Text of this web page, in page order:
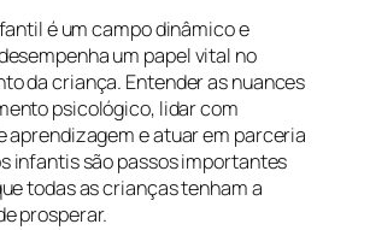
é um campo dinâmico e
um papel vital no
da criança. Entender as nuances
psicológico, lidar com
aprendizagem e atuar em parceria
infantis são passos importantes
todas as crianças tenham a
prosperar.